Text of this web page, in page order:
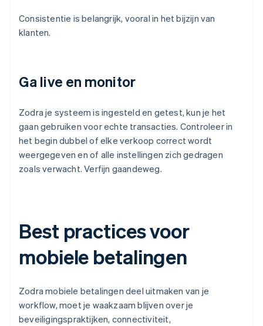
Consistentie is belangrijk, vooral in het bijzijn van
klanten.
Ga live en monitor
Zodra je systeem is ingesteld en getest, kun je het
gaan gebruiken voor echte transacties. Controleer in
het begin dubbel of elke verkoop correct wordt
weergegeven en of alle instellingen zich gedragen
zoals verwacht. Verfijn gaandeweg.
Best practices voor
mobiele betalingen
Zodra mobiele betalingen deel uitmaken van je
workflow, moet je waakzaam blijven over je
beveiligingspraktijken, connectiviteit,